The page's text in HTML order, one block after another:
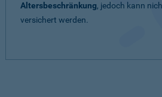
Altersbeschränkung, jedoch kann
versichert werden.